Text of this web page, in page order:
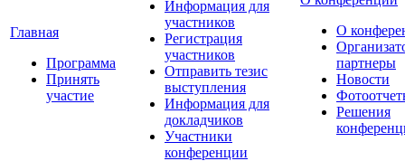
Главная
Программа
Принять
участие
Информация для
участников
Регистрация
участников
Отправить тезис
выступления
Информация для
докладчиков
Участники
конференции
О
партнеры
Новости
Решения